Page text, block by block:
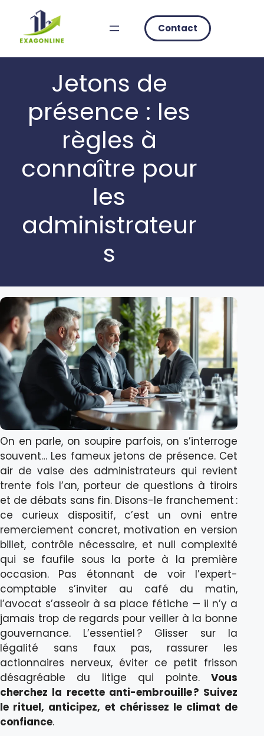
content
Contact
Jetons de
présence : les
règles à
connaître pour
les
administrateur
s
On en parle, on soupire parfois, on s’interroge
souvent… Les fameux jetons de présence. Cet
air de valse des administrateurs qui revient
trente fois l’an, porteur de questions à tiroirs
et de débats sans fin. Disons-le franchement :
ce curieux dispositif, c’est un ovni entre
remerciement concret, motivation en version
billet, contrôle nécessaire, et null complexité
qui se faufile sous la porte à la première
occasion. Pas étonnant de voir l’expert-
comptable s’inviter au café du matin,
l’avocat s’asseoir à sa place fétiche — il n’y a
jamais trop de regards pour veiller à la bonne
gouvernance. L’essentiel ? Glisser sur la
légalité sans faux pas, rassurer les
actionnaires nerveux, éviter ce petit frisson
désagréable du litige qui pointe.Vous
cherchez la recette anti-embrouille ? Suivez
le rituel, anticipez, et chérissez le climat de
confiance.